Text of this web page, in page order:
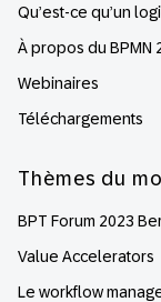
Qu’est-ce qu’un
À propos du BPMN
Webinaires
Téléchargements
Thèmes du
BPT Forum 2023
Value Accelerators
Le workflow